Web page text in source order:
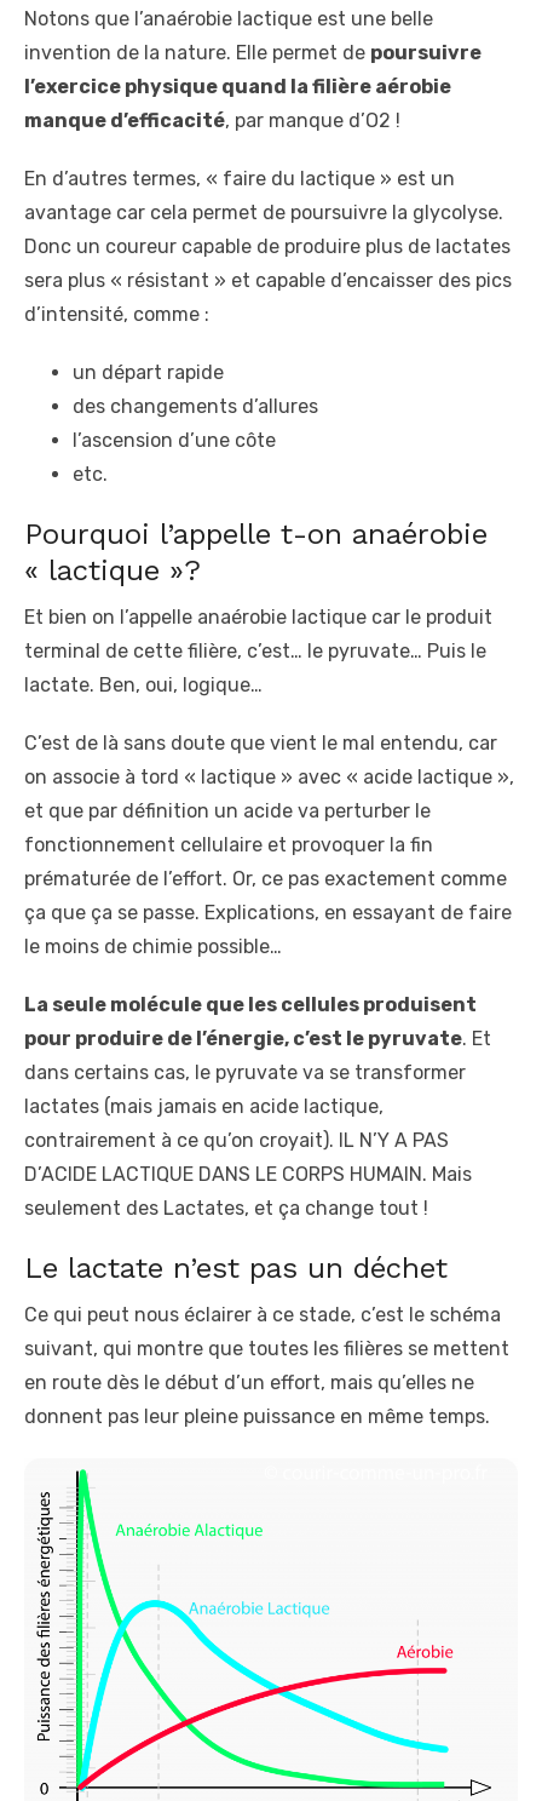
Notons que l’anaérobie lactique est une belle
invention de la nature. Elle permet de poursuivre
l’exercice physique quand la filière aérobie
manque d’efficacité, par manque d’O2 !
En d’autres termes, « faire du lactique » est un
avantage car cela permet de poursuivre la glycolyse.
Donc un coureur capable de produire plus de lactates
sera plus « résistant » et capable d’encaisser des pics
d’intensité, comme :
un départ rapide
des changements d’allures
l’ascension d’une côte
etc.
Pourquoi l’appelle t-on anaérobie
« lactique »?
Et bien on l’appelle anaérobie lactique car le produit
terminal de cette filière, c’est… le pyruvate… Puis le
lactate. Ben, oui, logique…
C’est de là sans doute que vient le mal entendu, car
on associe à tord « lactique » avec « acide lactique »,
et que par définition un acide va perturber le
fonctionnement cellulaire et provoquer la fin
prématurée de l’effort. Or, ce pas exactement comme
ça que ça se passe. Explications, en essayant de faire
le moins de chimie possible…
La seule molécule que les cellules produisent
pour produire de l’énergie, c’est le pyruvate. Et
dans certains cas, le pyruvate va se transformer
lactates (mais jamais en acide lactique,
contrairement à ce qu’on croyait). IL N’Y A PAS
D’ACIDE LACTIQUE DANS LE CORPS HUMAIN. Mais
seulement des Lactates, et ça change tout !
Le lactate n’est pas un déchet
Ce qui peut nous éclairer à ce stade, c’est le schéma
suivant, qui montre que toutes les filières se mettent
en route dès le début d’un effort, mais qu’elles ne
donnent pas leur pleine puissance en même temps.